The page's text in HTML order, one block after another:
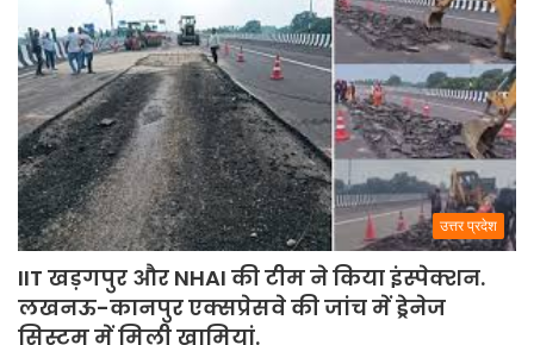
उत्तर प्रदेश
IIT खड़गपुर और NHAI की टीम ने किया इंस्पेक्शन.
लखनऊ-कानपुर एक्सप्रेसवे की जांच में ड्रेनेज
सिस्टम में मिली खामियां.